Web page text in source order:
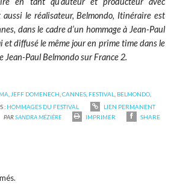
le réalisateur, Belmondo, Itinéraire est
dans le cadre d’un hommage à Jean-Paul
et diffusé le même jour en prime time dans le
Jean-Paul Belmondo sur France 2.
JEFF DOMENECH CANNES, FESTIVAL BELMONDO,
: HOMMAGES DU FESTIVAL
LIEN PERMANENT
PARSANDRA MÉZIÈRE IMPRIMER SHARE